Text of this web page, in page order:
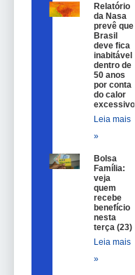
Relatório
da Nasa
prevê que
Brasil
deve fica
inabitável
dentro de
50 anos
por conta
do calor
excessivo
Leia mais
»
Bolsa
Família:
veja
quem
recebe
benefício
nesta
terça (23)
Leia mais
»